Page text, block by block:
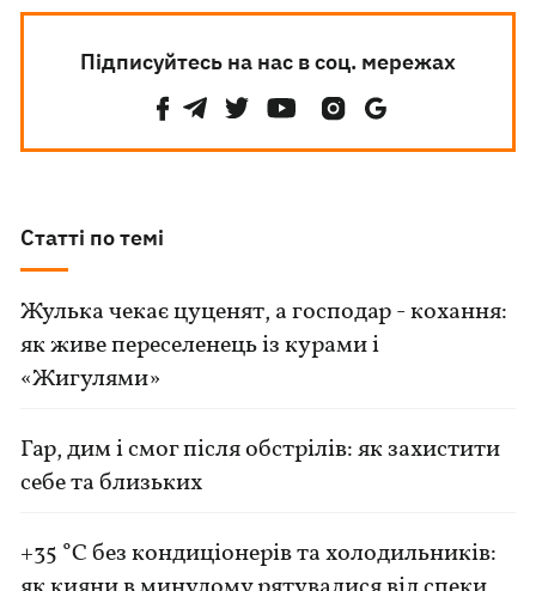
Підписуйтесь на нас в соц. мережах
Статті по темі
Жулька чекає цуценят, а господар - кохання:
як живе переселенець із курами і
«Жигулями»
Гар, дим і смог після обстрілів: як захистити
себе та близьких
+35 °C без кондиціонерів та холодильників: